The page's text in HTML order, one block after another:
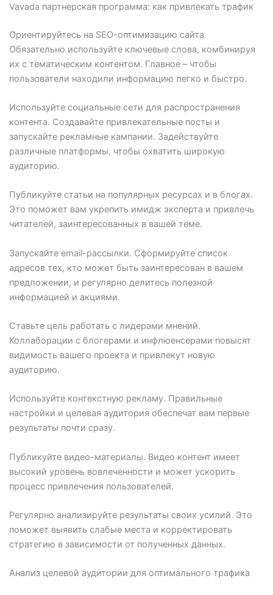
Vavada партнерская программа: как привлекать трафик
Ориентируйтесь на SEO-оптимизацию сайта.
Обязательно используйте ключевые слова, комбинируя
их с тематическим контентом. Главное – чтобы
пользователи находили информацию легко и быстро.
Используйте социальные сети для распространения
контента. Создавайте привлекательные посты и
запускайте рекламные кампании. Задействуйте
различные платформы, чтобы охватить широкую
аудиторию.
Публикуйте статьи на популярных ресурсах и в блогах.
Это поможет вам укрепить имидж эксперта и привлечь
читателей, заинтересованных в вашей теме.
Запускайте email-рассылки. Сформируйте список
адресов тех, кто может быть заинтересован в вашем
предложении, и регулярно делитесь полезной
информацией и акциями.
Ставьте цель работать с лидерами мнений.
Коллаборации с блогерами и инфлюенсерами повысят
видимость вашего проекта и привлекут новую
аудиторию.
Используйте контекстную рекламу. Правильные
настройки и целевая аудитория обеспечат вам первые
результаты почти сразу.
Публикуйте видео-материалы. Видео контент имеет
высокий уровень вовлеченности и может ускорить
процесс привлечения пользователей.
Регулярно анализируйте результаты своих усилий. Это
поможет выявить слабые места и корректировать
стратегию в зависимости от полученных данных.
Анализ целевой аудитории для оптимального трафика